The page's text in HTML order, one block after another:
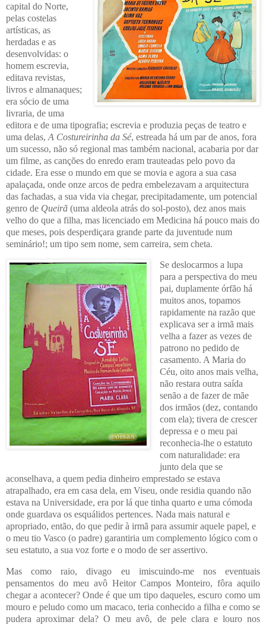
capital do Norte,
pelas costelas
artísticas, as
herdadas e as
desenvolvidas: o
homem escrevia,
editava revistas,
livros e almanaques;
era sócio de uma
livraria, de uma
editora e de uma tipografia; escrevia e produzia peças de teatro e
uma delas, A Costureirinha da Sé, estreada há um par de anos, fora
um sucesso, não só regional mas também nacional, acabaria por dar
um filme, as canções do enredo eram trauteadas pelo povo da
cidade. Era esse o mundo em que se movia e agora a sua casa
apalaçada, onde onze arcos de pedra embelezavam a arquitectura
das fachadas, a sua vida via chegar, precipitadamente, um potencial
genro de Queirã (uma aldeola atrás do sol-posto), dez anos mais
velho do que a filha, mas licenciado em Medicina há pouco mais do
que meses, pois desperdiçara grande parte da juventude num
seminário!; um tipo sem nome, sem carreira, sem cheta.
Se deslocarmos a lupa
para a perspectiva do meu
pai, duplamente órfão há
muitos anos, topamos
rapidamente na razão que
explicava ser a irmã mais
velha a fazer as vezes de
patrono no pedido de
casamento. A Maria do
Céu, oito anos mais velha,
não restara outra saída
senão a de fazer de mãe
dos irmãos (dez, contando
com ela); tivera de crescer
depressa e o meu pai
reconhecia-lhe o estatuto
com naturalidade: era
junto dela que se
aconselhava, a quem pedia dinheiro emprestado se estava
atrapalhado, era em casa dela, em Viseu, onde residia quando não
estava na Universidade, era por lá que tinha quarto e uma cómoda
onde guardava os esquálidos pertences. Nada mais natural e
apropriado, então, do que pedir à irmã para assumir aquele papel, e
o meu tio Vasco (o padre) garantiria um complemento lógico com o
seu estatuto, a sua voz forte e o modo de ser assertivo.
Mas como raio, divago eu imiscuindo-me nos eventuais
pensamentos do meu avô Heitor Campos Monteiro, fôra aquilo
chegar a acontecer? Onde é que um tipo daqueles, escuro como um
mouro e peludo como um macaco, teria conhecido a filha e como se
pudera aproximar dela? O meu avô, de pele clara e louro nos